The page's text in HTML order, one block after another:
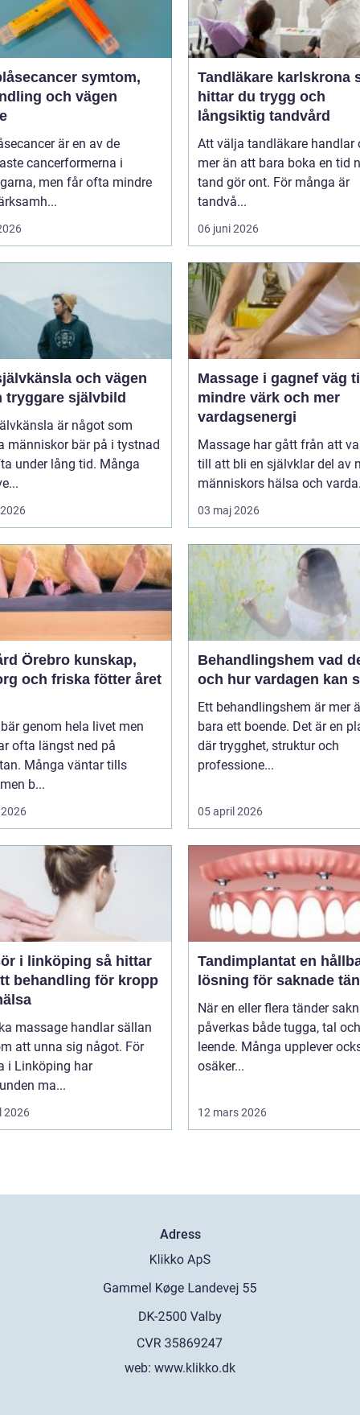
symtom,
och vägen
är en av de
cancerformerna i
men får ofta mindre
Tandläkare karlskrona så
hittar du trygg och
långsiktig tandvård
Att välja tandläkare handlar
mer än att bara boka en tid
tand gör ont. För många är
tandvå...
06 juni 2026
och vägen
tryggare självbild
är något som
människor bär på i tystnad
under lång tid. Många
Massage i gagnef väg till
mindre värk och mer
vardagsenergi
Massage har gått från att
till att bli en självklar del av
människors hälsa och
03 maj 2026
kunskap,
och friska fötter året
genom hela livet men
ofta längst ned på
Många väntar tills
b...
Behandlingshem vad det är
och hur vardagen kan
Ett behandlingshem är mer
bara ett boende. Det är en
där trygghet, struktur och
professione...
05 april 2026
linköping så hittar
behandling för kropp
massage handlar sällan
att unna sig något. För
i Linköping har
ma...
2026
Tandimplantat en hållbar
lösning för saknade
När en eller flera tänder
påverkas både tugga, tal och
leende. Många upplever
osäker...
12 mars 2026
Adress
web: www.klikko.dk